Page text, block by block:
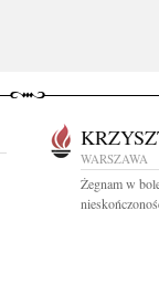
WARSZAWA
Żegnam w